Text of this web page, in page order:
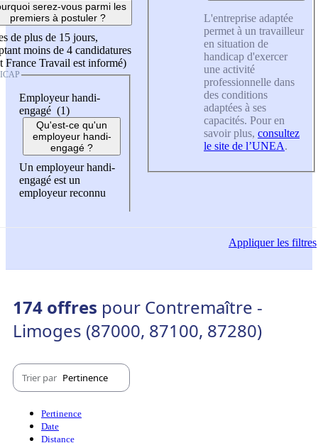
serez-vous parmi les
premiers à postuler ?
de plus de 15 jours,
moins de 4 candidatures
France Travail est informé)
Employeur handi-
engagé (1)
Qu'est-ce qu'un
employeur handi-
engagé ?
Un employeur handi-
engagé est un
employeur reconnu
L'entreprise adaptée
permet à un travailleur
en situation de
handicap d'exercer
une activité
professionnelle dans
des conditions
adaptées à ses
capacités. Pour en
savoir plus, consultez
le site de l’UNEA.
Appliquerles filtres
174 offres pour Contremaître -
Limoges (87000, 87100, 87280)
Trier par Pertinence
Pertinence
Date
Distance